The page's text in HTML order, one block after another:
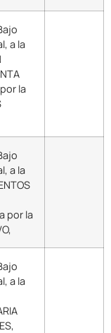
a la
la
a la
por la
a la